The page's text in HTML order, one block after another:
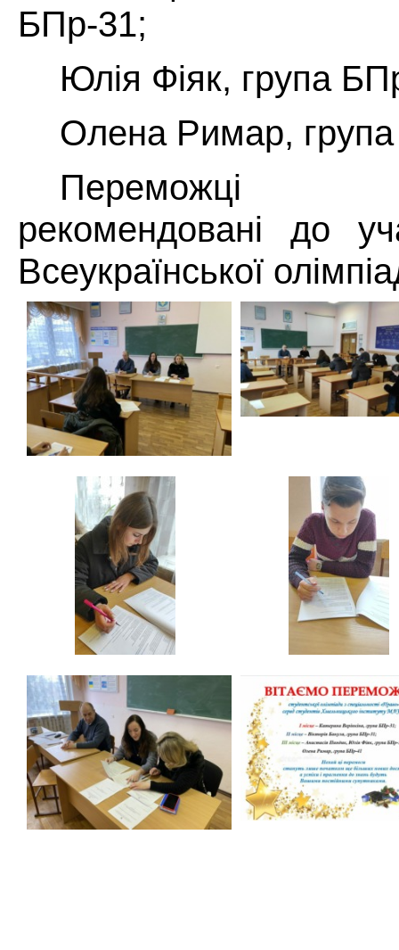
БПр-31;
Юлія Фіяк, група
Олена Римар,
Переможці
рекомендовані до
Всеукраїнської